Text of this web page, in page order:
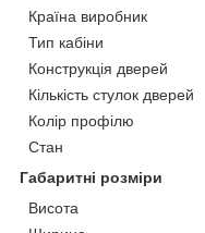
Країна виробник
Тип кабіни
Конструкція дверей
Кількість стулок дверей
Колір профілю
Стан
Габаритні розміри
Висота